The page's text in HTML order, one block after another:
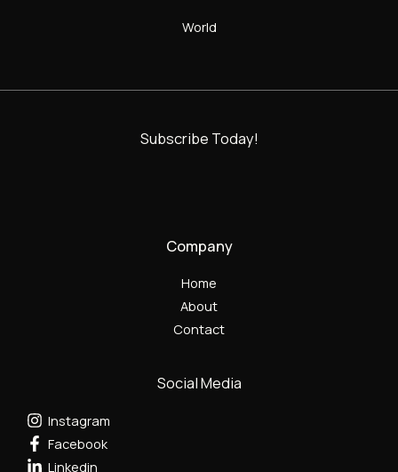
World
Subscribe Today!
Company
Home
About
Contact
Social Media
Instagram
Facebook
Linkedin